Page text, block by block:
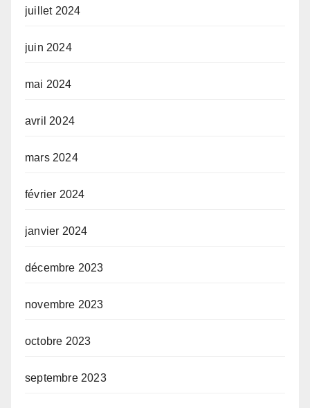
juillet 2024
juin 2024
mai 2024
avril 2024
mars 2024
février 2024
janvier 2024
décembre 2023
novembre 2023
octobre 2023
septembre 2023